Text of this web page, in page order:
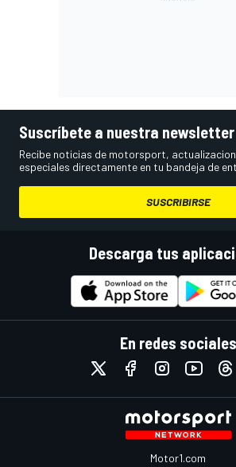
Suscríbete a nuestra newsletter
Recibe noticias de motorsport,
especiales directamente en tu bandeja de
SUSCRIBIRSE
Descarga tus
En redes sociales
Motor1.com